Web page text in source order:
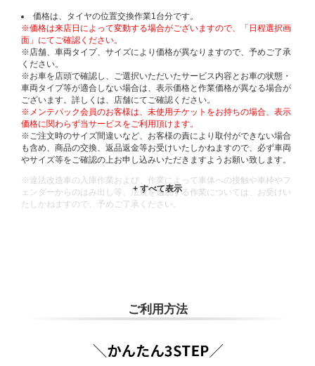
価格は、タイヤの位置交換作業1台分です。
※価格は来店日によって変動する場合がございますので、「日程選択画
面」にてご確認ください。
※店舗、車両タイプ、サイズにより価格が異なりますので、予めご了承
ください。
※お車を店頭で確認し、ご選択いただいたサービス内容とお車の状態・
車両タイプ等が適合しない場合は、表示価格と作業価格が異なる場合が
ございます。詳しくは、店舗にてご確認ください。
※メンテパック会員のお客様は、未使用チケットをお持ちの場合、表示
価格に関わらず当サービスをご利用頂けます。
※ご注文時のサイズ間違いなど、お客様の責により取付ができない場合
も含め、商品の交換、返品返金等お受けいたしかねますので、必ず車両
やサイズ等をご確認の上お申し込みいただきますようお願い致します。
※違法改造車の入庫作業および、作業によって車体への接触や車枠やフ
ェンダーからのはみ出し等、法規を逸脱する作業については、お受けい
たしかねますので、予めご了承ください。
ご利用方法